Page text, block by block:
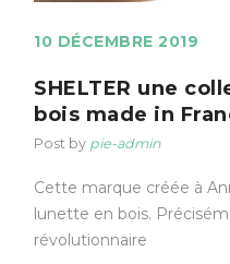
10 DÉCEMBRE 2019
SHELTER une
bois made in
Post by pie-admin
Cette marque créée à
lunette en bois.
révolutionnaire